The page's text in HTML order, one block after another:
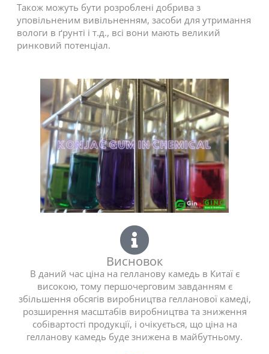
Також можуть бути розроблені добрива з
уповільненим вивільненням, засоби для утримання
вологи в ґрунті і т.д., всі вони мають великий
ринковий потенціал.
Висновок
В даний час ціна на гелланову камедь в Китаї є
високою, тому першочерговим завданням є
збільшення обсягів виробництва гелланової камеді,
розширення масштабів виробництва та зниження
собівартості продукції, і очікується, що ціна на
гелланову камедь буде знижена в майбутньому.